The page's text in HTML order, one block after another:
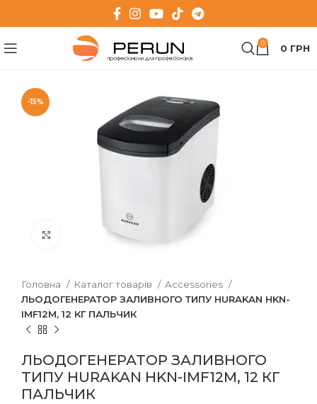
0 0 ГРН
-15%
Клацніть, щоб збільшити
Головна Каталог товарів
Accessories
ЛЬОДОГЕНЕРАТОР ЗАЛИВНОГО ТИПУ HURAKAN HKN-
IMF12M, 12 КГ ПАЛЬЧИК
ЛЬОДОГЕНЕРАТОР ЗАЛИВНОГО
ТИПУ HURAKAN HKN-IMF12M, 12 КГ
ПАЛЬЧИК